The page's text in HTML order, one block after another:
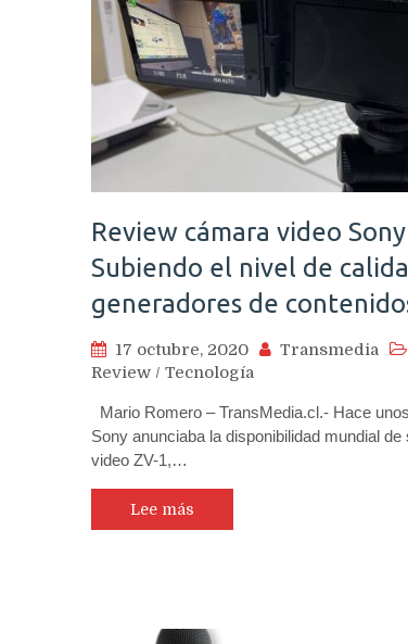
Review cámara video
Subiendo el nivel de
generadores de
17 octubre, 2020 Transmedia
Review / Tecnología
Mario Romero – TransMedia.cl.- Hace
Sony anunciaba la disponibilidad mundial
video ZV-1,…
Lee más